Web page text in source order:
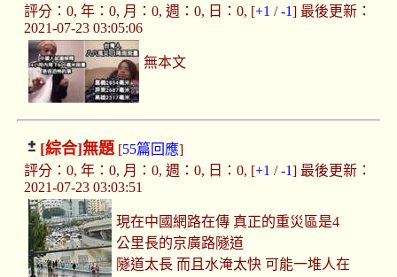
評分：0, 年：0, 月：0, 週：0, 日：0, [+1 /-1] 最後更新：
2021-07-23 03:05:06
無本文
[綜合]無題[55篇回應]
評分：0, 年：0, 月：0, 週：0, 日：0, [+1 /-1] 最後更新：
2021-07-23 03:03:51
現在中國網路在傳 真正的重災區是4
公里長的京廣路隧道
隧道太長 而且水淹太快 可能一堆人在